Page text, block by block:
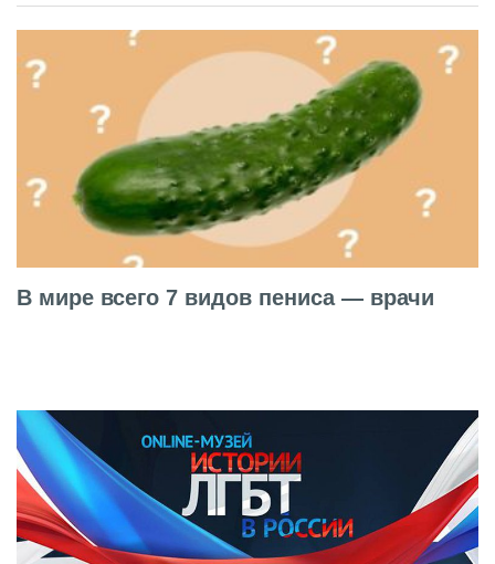
В мире всего 7 видов пениса — врачи